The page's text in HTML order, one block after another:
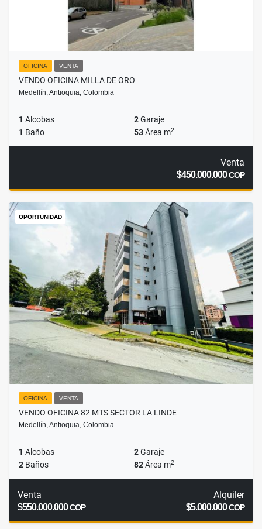
OFICINA VENTA
VENDO OFICINA MILLA DE ORO
Medellín, Antioquia, Colombia
1 Alcobas 2Garaje
1 Baño 53Área m2
Venta
$450.000.000COP
OPORTUNIDAD
OFICINA VENTA
VENDO OFICINA 82 MTS SECTOR LA LINDE
Medellín, Antioquia, Colombia
1 Alcobas 2Garaje
2 Baños 82Área m2
Venta
$550.000.000COP
Alquiler
$5.000.000COP